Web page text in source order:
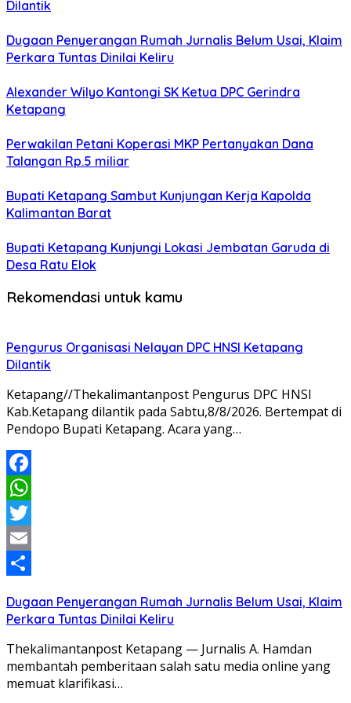
Dilantik
Dugaan Penyerangan Rumah Jurnalis Belum Usai, Klaim
Perkara Tuntas Dinilai Keliru
Alexander Wilyo Kantongi SK Ketua DPC Gerindra
Ketapang
Perwakilan Petani Koperasi MKP Pertanyakan Dana
Talangan Rp.5 miliar
Bupati Ketapang Sambut Kunjungan Kerja Kapolda
Kalimantan Barat
Bupati Ketapang Kunjungi Lokasi Jembatan Garuda di
Desa Ratu Elok
Rekomendasi untuk kamu
Pengurus Organisasi Nelayan DPC HNSI Ketapang
Dilantik
Ketapang//Thekalimantanpost Pengurus DPC HNSI
Kab.Ketapang dilantik pada Sabtu,8/8/2026. Bertempat di
Pendopo Bupati Ketapang. Acara yang…
Facebook
WhatsApp
Twitter
Email
Dugaan Penyerangan Rumah Jurnalis Belum Usai, Klaim
Perkara Tuntas Dinilai Keliru
Thekalimantanpost Ketapang — Jurnalis A. Hamdan
membantah pemberitaan salah satu media online yang
memuat klarifikasi…